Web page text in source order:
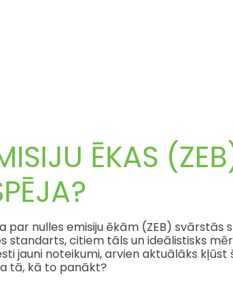
ĒKAS
par nulles emisiju ēkām (ZEB) svārstās
standarts, citiem tāls un ideālistisks
jauni noteikumi, arvien aktuālāks kļūst
tā, kā to panākt?